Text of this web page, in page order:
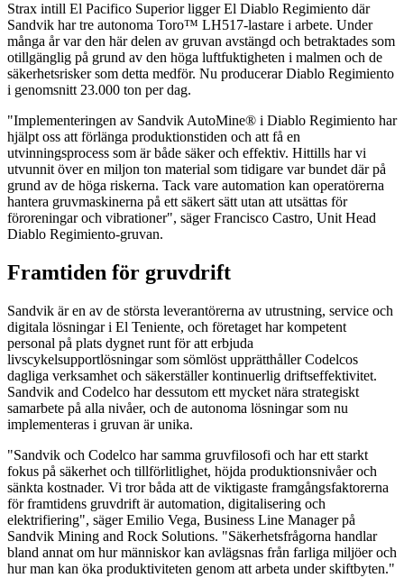
Strax intill El Pacifico Superior ligger El Diablo Regimiento där
Sandvik har tre autonoma Toro™ LH517-lastare i arbete. Under
många år var den här delen av gruvan avstängd och betraktades som
otillgänglig på grund av den höga luftfuktigheten i malmen och de
säkerhetsrisker som detta medför. Nu producerar Diablo Regimiento
i genomsnitt 23.000 ton per dag.
"Implementeringen av Sandvik AutoMine® i Diablo Regimiento har
hjälpt oss att förlänga produktionstiden och att få en
utvinningsprocess som är både säker och effektiv. Hittills har vi
utvunnit över en miljon ton material som tidigare var bundet där på
grund av de höga riskerna. Tack vare automation kan operatörerna
hantera gruvmaskinerna på ett säkert sätt utan att utsättas för
föroreningar och vibrationer", säger Francisco Castro, Unit Head
Diablo Regimiento-gruvan.
Framtiden för gruvdrift
Sandvik är en av de största leverantörerna av utrustning, service och
digitala lösningar i El Teniente, och företaget har kompetent
personal på plats dygnet runt för att erbjuda
livscykelsupportlösningar som sömlöst upprätthåller Codelcos
dagliga verksamhet och säkerställer kontinuerlig driftseffektivitet.
Sandvik and Codelco har dessutom ett mycket nära strategiskt
samarbete på alla nivåer, och de autonoma lösningar som nu
implementeras i gruvan är unika.
"Sandvik och Codelco har samma gruvfilosofi och har ett starkt
fokus på säkerhet och tillförlitlighet, höjda produktionsnivåer och
sänkta kostnader. Vi tror båda att de viktigaste framgångsfaktorerna
för framtidens gruvdrift är automation, digitalisering och
elektrifiering", säger Emilio Vega, Business Line Manager på
Sandvik Mining and Rock Solutions. "Säkerhetsfrågorna handlar
bland annat om hur människor kan avlägsnas från farliga miljöer och
hur man kan öka produktiviteten genom att arbeta under skiftbyten."